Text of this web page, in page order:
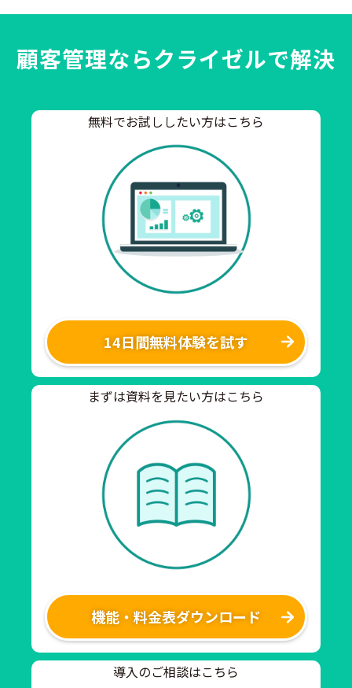
顧客管理ならクライゼルで解決
無料でお試ししたい方はこちら
14日間無料体験を試す
まずは資料を見たい方はこちら
機能・料金表ダウンロード
導入のご相談はこちら